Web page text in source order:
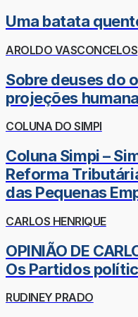
Uma batata
AROLDO VASCONCELOS
Sobre deuses do
projeções
COLUNA DO SIMPI
Coluna Simpi –
Reforma
das Pequenas
CARLOS HENRIQUE
OPINIÃO DE
Os Partidos
RUDINEY PRADO